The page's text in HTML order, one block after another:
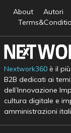
About Autori
Nextwork360è il
B2B dedicati ai
dell’Innovazione
cultura digitale e
amministrazioni